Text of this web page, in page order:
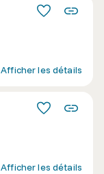
Afficher les détails
Afficher les détails